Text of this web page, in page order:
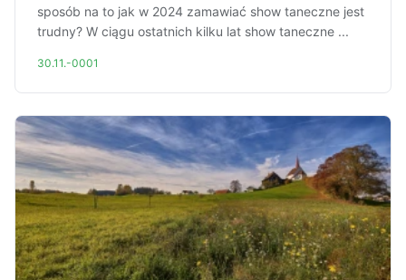
sposób na to jak w 2024 zamawiać show taneczne jest
trudny? W ciągu ostatnich kilku lat show taneczne ...
30.11.-0001